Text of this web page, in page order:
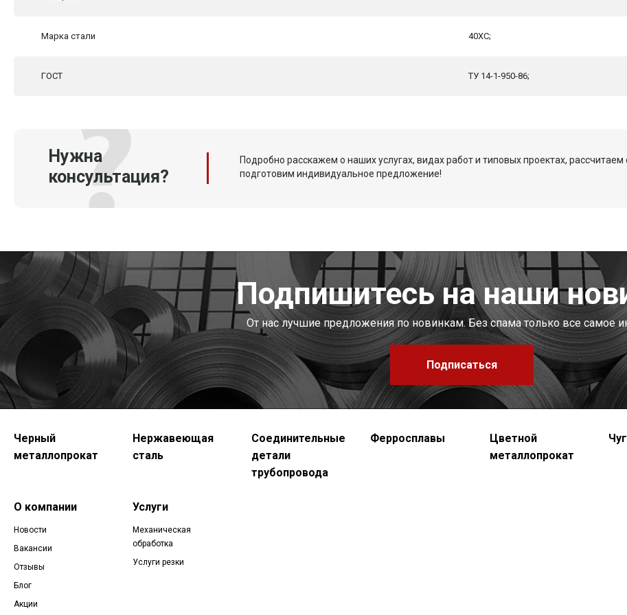
Марка стали 40ХС;
ГОСТ ТУ 14-1-950-86;
Нужна
консультация?
Подробно расскажем о наших услугах, видах работ и типовых проектах, рассчитаем
подготовим индивидуальное предложение!
Подпишитесь на наши
От нас лучшие предложения по новинкам. Без спама только все самое
Подписаться
Черный
металлопрокат
Нержавеющая
сталь
Соединительные
детали
трубопровода
Ферросплавы
Цветной
металлопрокат
О компании
Новости
Вакансии
Отзывы
Блог
Акции
Услуги
Механическая
обработка
Услуги резки